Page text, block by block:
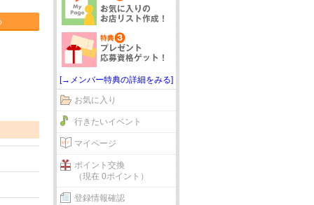
[→メンバー特典の詳細をみる]
お気に入り
行きたいイベント
マイページ
ポイント交換
（現在 0ポイント）
登録情報確認